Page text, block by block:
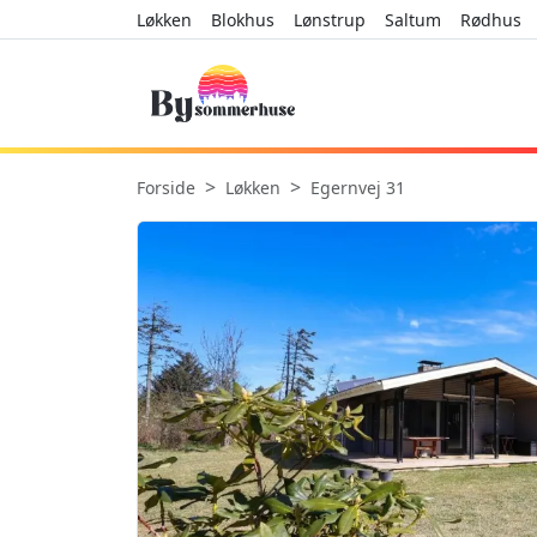
Løkken Blokhus Lønstrup Saltum Rødhus
Forside Løkken Egernvej 31